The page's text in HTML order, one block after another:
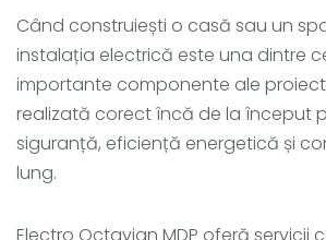
Când construiești o casă sau un
instalația electrică este una dintre
importante componente ale
realizată corect încă de la început
siguranță, eficiență energetică și
lung.